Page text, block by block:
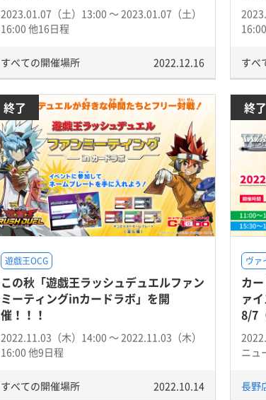
2023.01.07（土）13:00 〜 2023.01.07（土）
16:00 他16日程
すべての開催場所 2022.12.16 すべ
終了
遊戯王OCG
この秋「遊戯王ラッシュデュエルファン
ミーティングinカードラボ」を開
催！！！
2022.11.03（木）14:00 〜 2022.11.03（木）
16:00 他9日程
すべての開催場所 2022.10.14
終了
ヴァ
カ
ァ
8/7
ニュ
長野